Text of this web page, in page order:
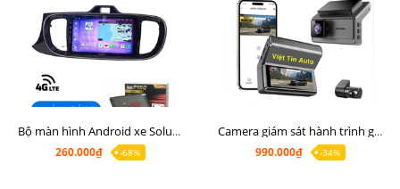
Bộ màn hình Android xe Soluto, mặt dưỡng lắp màn hình Soluto kèm rắc zin
260.000₫
-68%
Camera giám sát hành trình ghi hình 2 mắt Q8 Pro độ phân giải 2K +1080P
990.000₫
-34%